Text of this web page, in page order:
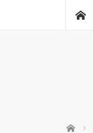
ホーム